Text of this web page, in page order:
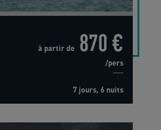
à partir de 870 €
/pers
7 jours, 6 nuits